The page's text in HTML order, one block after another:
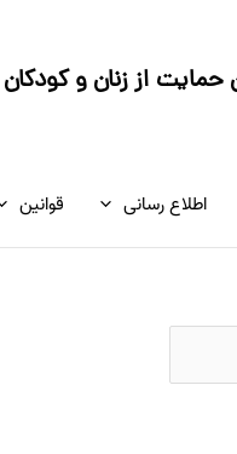
حمایت از زنان و
اطلاع رسانی قوانین